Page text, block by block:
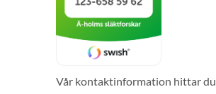
Vår kontaktinformation hittar du